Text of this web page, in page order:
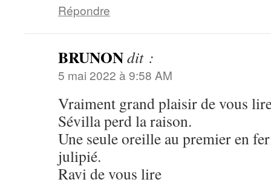
Répondre
BRUNONdit :
5 mai 2022 à 9:58 AM
Vraiment grand plaisir de vous
Sévilla perd la raison.
Une seule oreille au premier en
julipié.
Ravi de vous lire